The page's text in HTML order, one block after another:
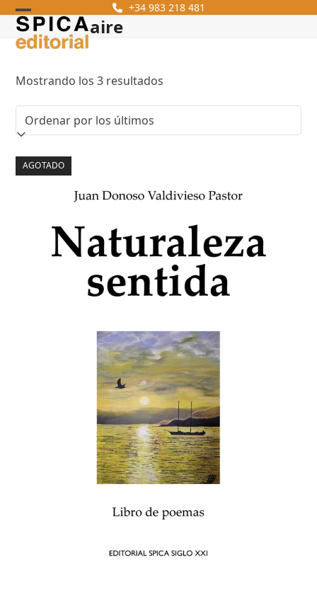
Skip
content
+34 983 218 481
Open
mobile
menu
Close
mobile
menu
aire
Mostrando los 3 resultados
por
los
AGOTADO